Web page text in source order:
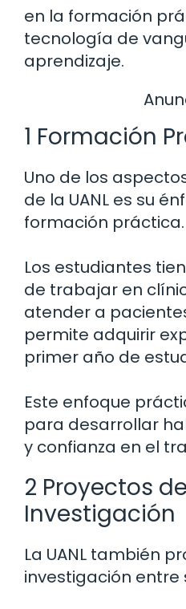
en la formación
tecnología de
aprendizaje.
1 Formación
Uno de los
de la UANL es su
formación práctica.
Los estudiantes
de trabajar en
atender a
permite adquirir
primer año de
Este enfoque
para desarrollar
y confianza en el
2 Proyectos de
Investigación
La UANL también
investigación entre